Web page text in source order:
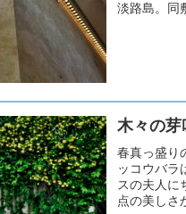
淡路島。同
木々の芽
春真っ盛り
ッコウバラ
スの夫人に
点の美しさ